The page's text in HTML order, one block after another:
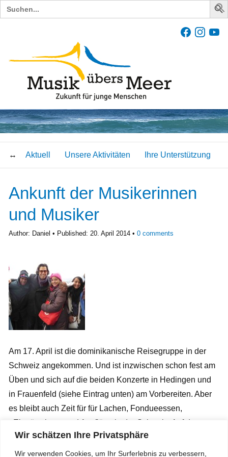
Wir schätzen Ihre Privatsphäre
Wir verwenden Cookies, um Ihr Surferlebnis zu verbessern,
Search
for:
Aktuell Unsere Aktivitäten Ihre Unterstützung
Ankunft der Musikerinnen
und Musiker
Author: Daniel Published: 20. April 2014 0 comments
Am 17. April ist die dominikanische Reisegruppe in der
Schweiz angekommen. Und ist inzwischen schon fest am
Üben und sich auf die beiden Konzerte in Hedingen und
in Frauenfeld (siehe Eintrag unten) am Vorbereiten. Aber
es bleibt auch Zeit für für Lachen, Fondueessen,
«Eiertütschen» und Ausflüge in der Schweiz. Auf dem
Foto ist die Reisegruppe auf dem Grossmünsterturm
Zürich zu sehen – nach 187 Treppenstufen noch immer fit